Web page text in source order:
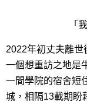
「
2022年初丈夫離世
一個想重訪之地是
一間學院的宿舍短
城，相隔13載期盼